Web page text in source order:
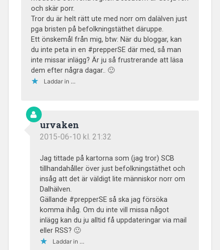
och skär porr.
Tror du är helt rätt ute med norr om dalälven just
pga bristen på befolkningstäthet däruppe.
Ett önskemål från mig, btw: När du bloggar, kan
du inte peta in en #prepperSE där med, så man
inte missar inlägg? Är ju så frustrerande att läsa
dem efter några dagar.. 🙂
Laddar in …
urvaken
2015-06-10 kl. 21:32
Jag tittade på kartorna som (jag tror) SCB
tillhandahåller över just befolkningstäthet och
insåg att det är väldigt lite människor norr om
Dalhälven.
Gällande #prepperSE så ska jag försöka
komma ihåg. Om du inte vill missa något
inlägg kan du ju alltid få uppdateringar via mail
eller RSS? 🙂
Laddar in …